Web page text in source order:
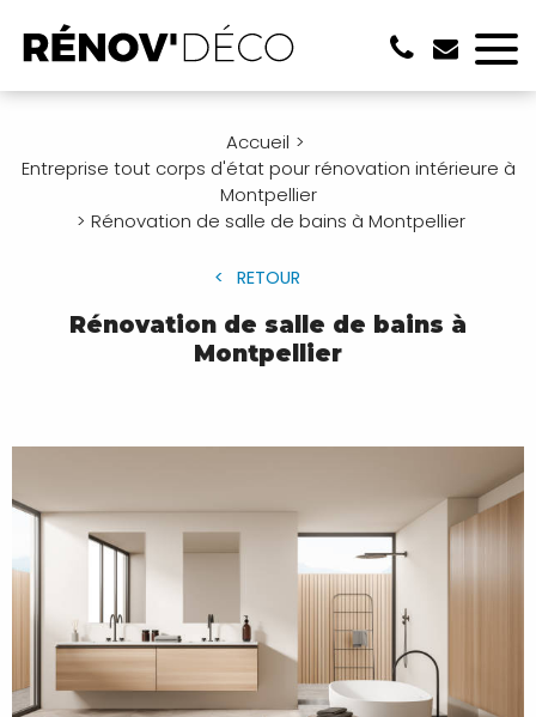
Accueil
Entreprise tout corps d'état pour rénovation intérieure à
Montpellier
Rénovation de salle de bains à Montpellier
RETOUR
Rénovation de salle de bains à
Montpellier